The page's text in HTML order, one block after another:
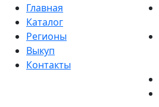
Главная
Каталог
Регионы
Выкуп
Контакты